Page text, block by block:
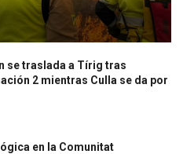
se traslada a Tírig tras
2 mientras Culla se da por
en la Comunitat